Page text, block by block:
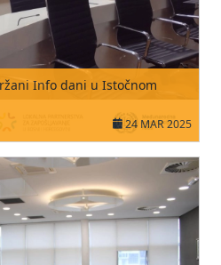
Info dani u Istočnom
24 MAR 2025